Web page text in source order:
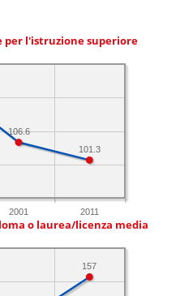
per l'istruzione superiore
2001 2011
101.3
106.6
o laurea/licenza media
157